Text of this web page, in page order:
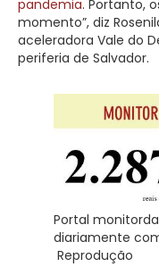
pandemia. Portanto,
momento”, diz
aceleradora Vale do
periferia de Salvador.
Portal
diariamente
Reprodução